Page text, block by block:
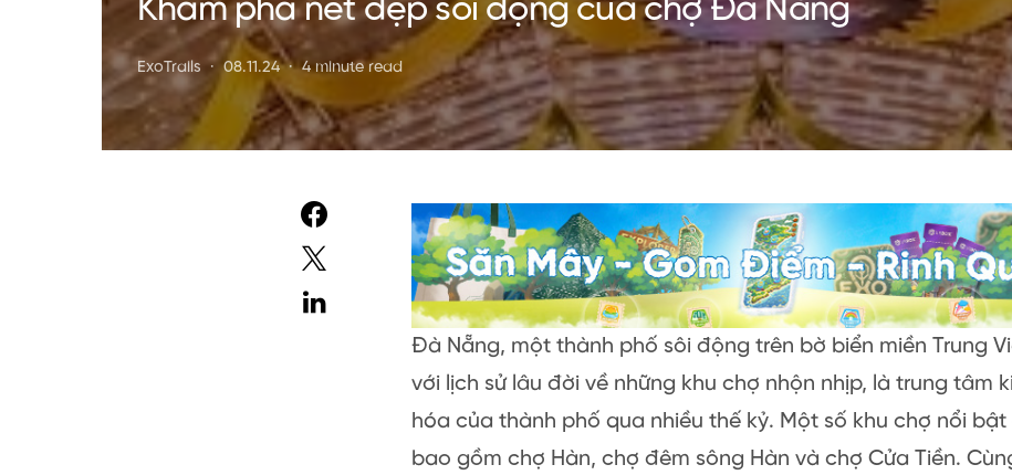
Khám phá nét đẹp sôi động của chợ Đà Nẵng
ExoTrails 08.11.24 4 minute read
Đà Nẵng, một thành phố sôi động trên bờ biển miền Trung
với lịch sử lâu đời về những khu chợ nhộn nhịp, là trung tâm
hóa của thành phố qua nhiều thế kỷ. Một số khu chợ nổi
bao gồm chợ Hàn, chợ đêm sông Hàn và chợ Cửa Tiền.